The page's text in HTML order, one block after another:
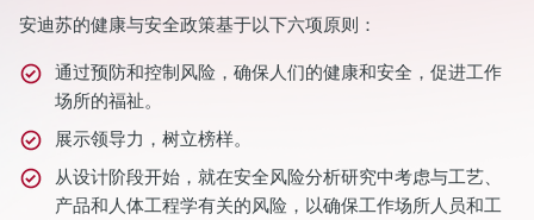
安迪苏的健康与安全政策基于以下六项原则：
通过预防和控制风险，确保人们的健康和安全，促进工作
场所的福祉。
展示领导力，树立榜样。
从设计阶段开始，就在安全风险分析研究中考虑与工艺、
产品和人体工程学有关的风险，以确保工作场所人员和工